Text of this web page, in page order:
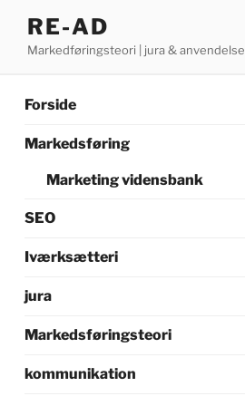
indhold
RE-AD
Markedføringsteori | jura & anvendelse
Forside
Markedsføring
Marketing vidensbank
SEO
Iværksætteri
jura
Markedsføringsteori
kommunikation